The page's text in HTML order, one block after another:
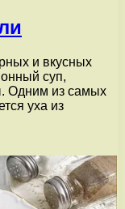
и вкусных
суп,
Одним из самых
уха из